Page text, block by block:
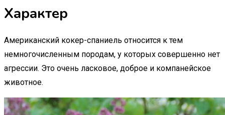
Характер
Американский кокер-спаниель относится к тем
немногочисленным породам, у которых совершенно нет
агрессии. Это очень ласковое, доброе и компанейское
животное.